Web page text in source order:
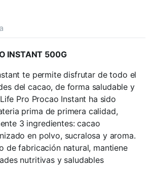
INSTANT 500G
te permite disfrutar de todo el
del cacao, de forma saludable y
Pro Procao Instant ha sido
prima de primera calidad,
3 ingredientes: cacao
en polvo, sucralosa y aroma.
de fabricación natural, mantiene
nutritivas y saludables